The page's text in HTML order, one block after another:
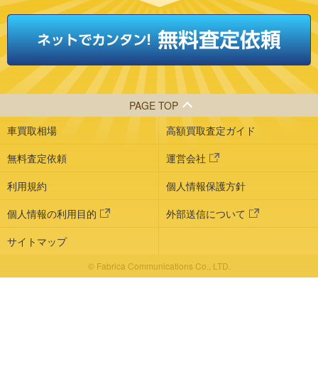
PAGE TOP
車買取相場
高額買取査定ガイド
無料査定依頼
運営会社
利用規約
個人情報保護方針
個人情報の利用目的
外部送信について
サイトマップ
© Fabrica Communications Co., LTD.